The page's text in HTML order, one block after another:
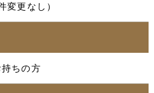
変更なし）
ちの方